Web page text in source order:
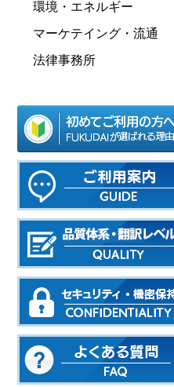
環境・エネルギー
マーケテイング・流通
法律事務所